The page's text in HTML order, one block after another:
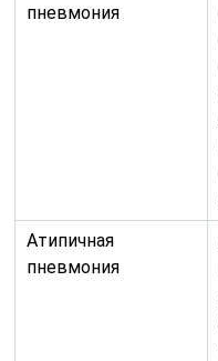
пневмония
Атипичная
пневмония